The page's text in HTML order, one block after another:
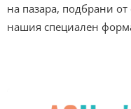
на пазара, подбрани от
нашия специален